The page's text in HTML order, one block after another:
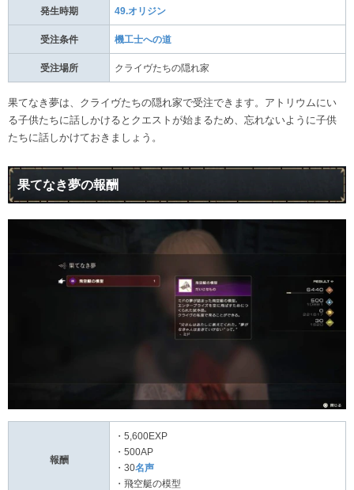
発生時期 49.オリジン
受注条件 機工士への道
受注場所 クライヴたちの隠れ家
果てなき夢は、クライヴたちの隠れ家で受注できます。アトリウムにい
る子供たちに話しかけるとクエストが始まるため、忘れないように子供
たちに話しかけておきましょう。
果てなき夢の報酬
報酬
・5,600EXP
・500AP
・30名声
・飛空艇の模型